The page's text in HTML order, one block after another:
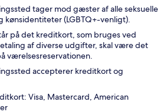
tager mod gæster af alle seksuelle
kønsidentiteter (LGBTQ+-venligt).
på det kreditkort, som bruges ved
af diverse udgifter, skal være det
værelsesreservationen.
accepterer kreditkort og
Visa, Mastercard, American